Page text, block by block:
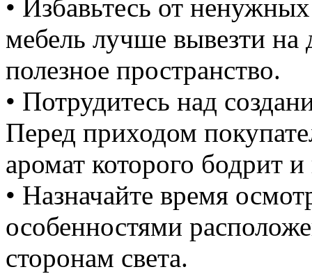
• Избавьтесь от
мебель лучше вывезти на
полезное пространство.
• Потрудитесь над
Перед приходом
аромат которого бодрит
• Назначайте время
особенностями
сторонам света.